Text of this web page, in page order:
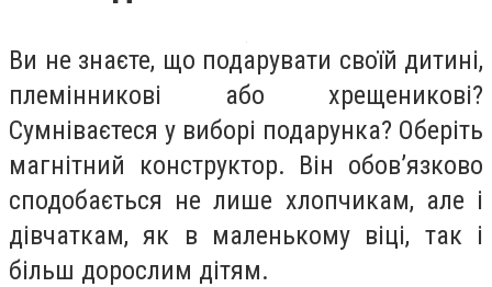
Ви не знаєте, що подарувати своїй дитині,
племінникові або хрещеникові?
Сумніваєтеся у виборі подарунка? Оберіть
магнітний конструктор. Він обов’язково
сподобається не лише хлопчикам, але і
дівчаткам, як в маленькому віці, так і
більш дорослим дітям.